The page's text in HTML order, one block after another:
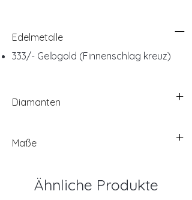
Edelmetalle
333/- Gelbgold (Finnenschlag kreuz)
Diamanten
Maße
Ähnliche Produkte